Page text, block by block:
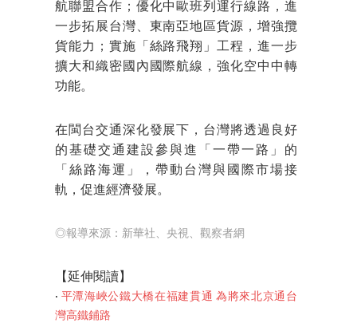
航聯盟合作；優化中歐班列運行線路，進
一步拓展台灣、東南亞地區貨源，增強攬
貨能力；實施「絲路飛翔」工程，進一步
擴大和織密國內國際航線，強化空中中轉
功能。
在閩台交通深化發展下，台灣將透過良好
的基礎交通建設參與進「一帶一路」的
「絲路海運」，帶動台灣與國際市場接
軌，促進經濟發展。
◎報導來源：新華社、央視、觀察者網
【延伸閱讀】
‧ 平潭海峽公鐵大橋在福建貫通 為將來北京通台
灣高鐵鋪路